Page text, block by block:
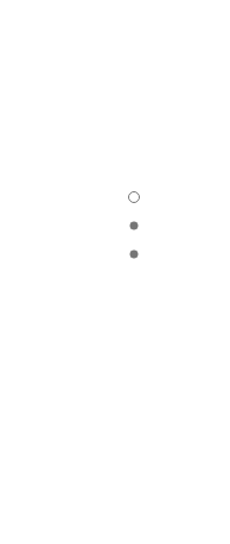
LE BLANC - العرض الافتراضي
LE BLANC - العرض البديل 1
LE BLANC - عرض المواد الأساسية